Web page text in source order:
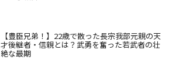
【豊臣兄弟！】22歳で散った長宗我部元親の天
才後継者・信親とは？武勇を奮った若武者の壮
絶な最期